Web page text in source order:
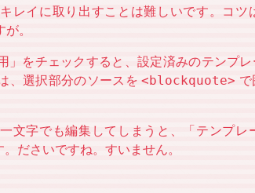
レイに取り出すことは難しいです。コツ
。
」をチェックすると、設定済みのテンプ
、選択部分のソースを<blockquote> で
文字でも編集してしまうと、「テンプ
ださいですね。すいません。